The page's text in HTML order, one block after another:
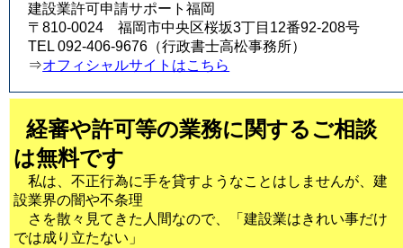
建設業許可申請サポート福岡
〒810-0024 福岡市中央区桜坂3丁目12番92-208号
TEL 092-406-9676（行政書士高松事務所）
⇒オフィシャルサイトはこちら
経審や許可等の業務に関するご相談
は無料です
私は、不正行為に手を貸すようなことはしませんが、建
設業界の闇や不条理
さを散々見てきた人間なので、「建設業はきれい事だけ
では成り立たない」